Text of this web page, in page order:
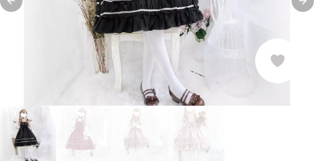
Previous slide